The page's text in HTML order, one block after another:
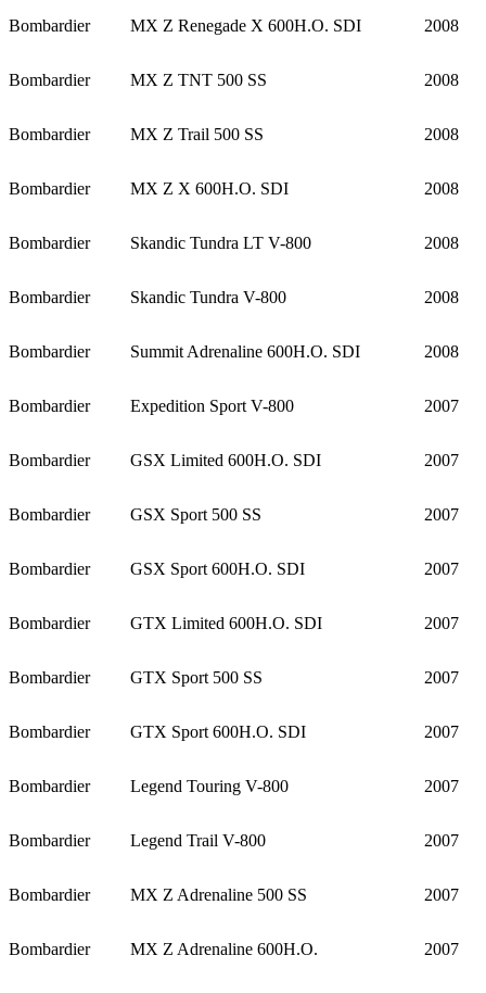
Bombardier MX Z Renegade X 600H.O. SDI 2008
Bombardier MX Z TNT 500 SS 2008
Bombardier MX Z Trail 500 SS 2008
Bombardier MX Z X 600H.O. SDI 2008
Bombardier Skandic Tundra LT V-800 2008
Bombardier Skandic Tundra V-800 2008
Bombardier Summit Adrenaline 600H.O. SDI 2008
Bombardier Expedition Sport V-800 2007
Bombardier GSX Limited 600H.O. SDI 2007
Bombardier GSX Sport 500 SS 2007
Bombardier GSX Sport 600H.O. SDI 2007
Bombardier GTX Limited 600H.O. SDI 2007
Bombardier GTX Sport 500 SS 2007
Bombardier GTX Sport 600H.O. SDI 2007
Bombardier Legend Touring V-800 2007
Bombardier Legend Trail V-800 2007
Bombardier MX Z Adrenaline 500 SS 2007
Bombardier MX Z Adrenaline 600H.O. 2007